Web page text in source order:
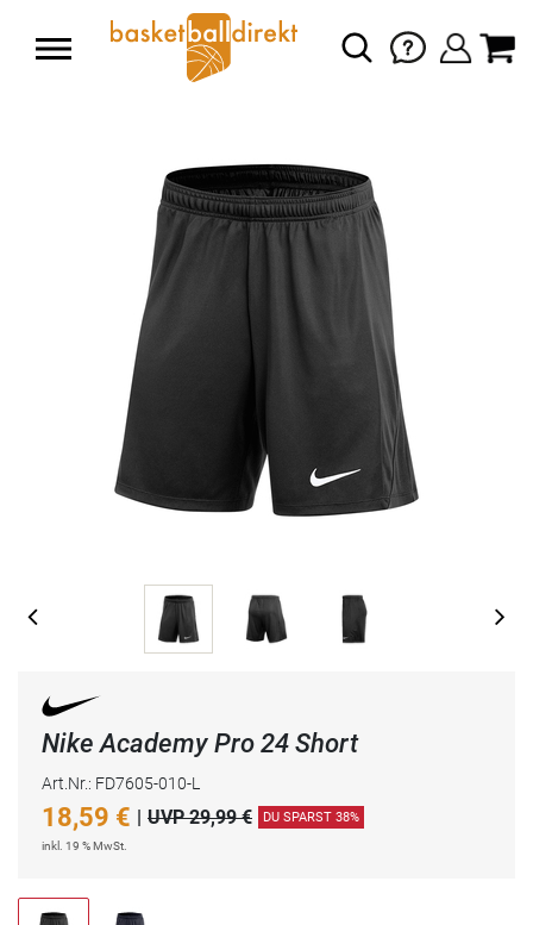
Nike Academy Pro 24 Short
Art.Nr.: FD7605-010-L
18,59 € | UVP 29,99 € DU SPARST 38%
inkl. 19 % MwSt.